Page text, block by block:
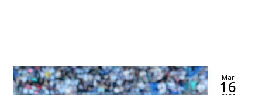
Mar
16